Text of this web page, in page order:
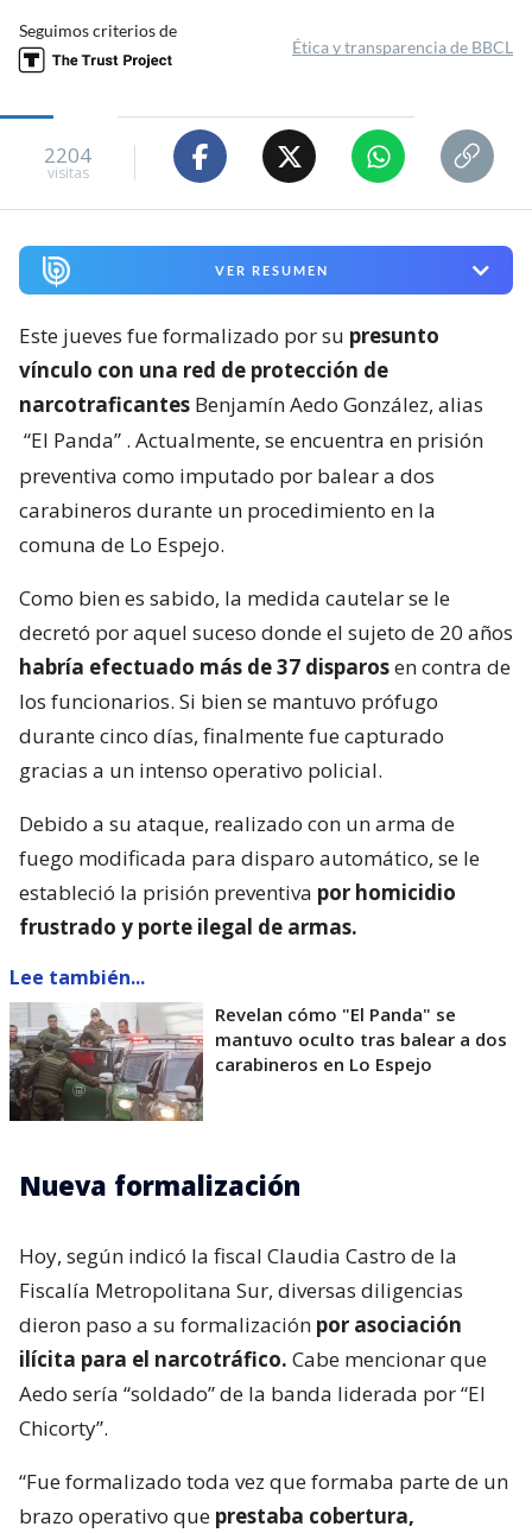
Seguimos criterios de
Ética y transparencia de BBCL
2204
visitas
VER RESUMEN
Este jueves fue formalizado por su presunto
vínculo con una red de protección de
narcotraficantes Benjamín Aedo González, alias
“El Panda” . Actualmente, se encuentra en prisión
preventiva como imputado por balear a dos
carabineros durante un procedimiento en la
comuna de Lo Espejo.
Como bien es sabido, la medida cautelar se le
decretó por aquel suceso donde el sujeto de 20 años
habría efectuado más de 37 disparosen contra de
los funcionarios. Si bien se mantuvo prófugo
durante cinco días, finalmente fue capturado
gracias a un intenso operativo policial.
Debido a su ataque, realizado con un arma de
fuego modificada para disparo automático, se le
estableció la prisión preventiva por homicidio
frustrado y porte ilegal de armas.
Lee también...
Revelan cómo "El Panda" se
mantuvo oculto tras balear a dos
carabineros en Lo Espejo
Nueva formalización
Hoy, según indicó la fiscal Claudia Castro de la
Fiscalía Metropolitana Sur, diversas diligencias
dieron paso a su formalización por asociación
ilícita para el narcotráfico. Cabe mencionar que
Aedo sería “soldado” de la banda liderada por “El
Chicorty”.
“Fue formalizado toda vez que formaba parte de un
brazo operativo que prestaba cobertura,